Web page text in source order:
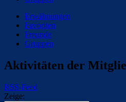
Erwähnungen
Favoriten
Freunde
Gruppen
Aktivitäten der
RSS-Feed
Zeige: